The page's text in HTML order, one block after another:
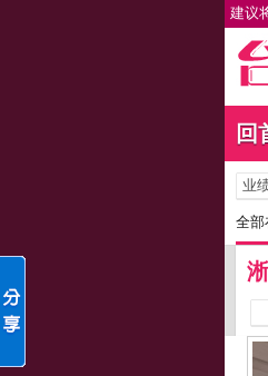
建议
回
业
全部